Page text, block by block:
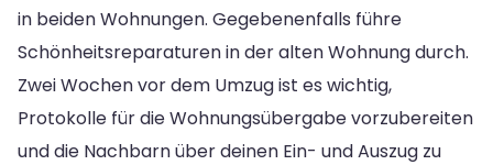
in beiden Wohnungen. Gegebenenfalls führe
Schönheitsreparaturen in der alten Wohnung durch.
Zwei Wochen vor dem Umzug ist es wichtig,
Protokolle für die Wohnungsübergabe vorzubereiten
und die Nachbarn über deinen Ein- und Auszug zu